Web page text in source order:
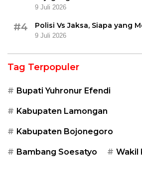
9 Juli 2026
#4 Polisi Vs Jaksa, Siapa yang
9 Juli 2026
Tag Terpopuler
Bupati Yuhronur Efendi
Kabupaten Lamongan
Kabupaten Bojonegoro
Bambang Soesatyo Wakil